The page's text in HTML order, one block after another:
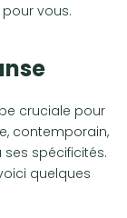
vous.
cruciale pour
contemporain,
spécificités.
quelques